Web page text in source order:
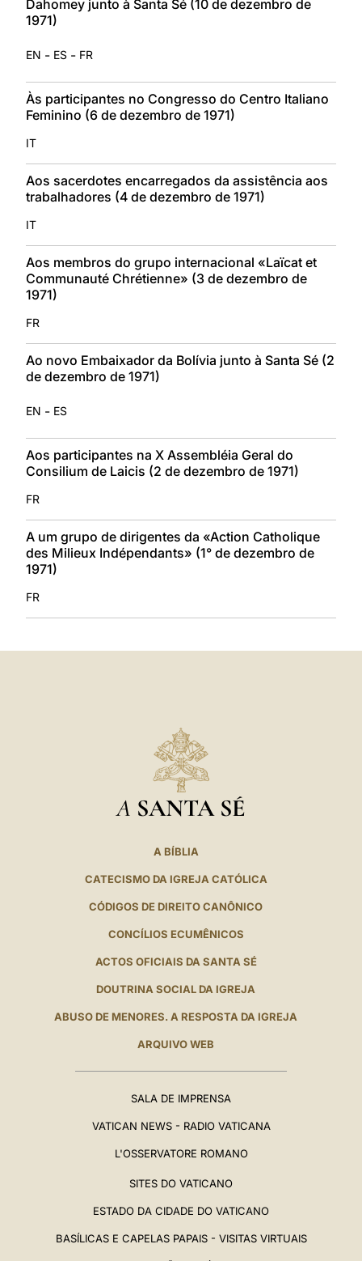
Dahomey junto à Santa Sé (10 de dezembro de
1971)
EN - ES - FR
Às participantes no Congresso do Centro Italiano
Feminino (6 de dezembro de 1971)
IT
Aos sacerdotes encarregados da assistência aos
trabalhadores (4 de dezembro de 1971)
IT
Aos membros do grupo internacional «Laïcat et
Communauté Chrétienne» (3 de dezembro de
1971)
FR
Ao novo Embaixador da Bolívia junto à Santa Sé (2
de dezembro de 1971)
EN - ES
Aos participantes na X Assembléia Geral do
Consilium de Laicis (2 de dezembro de 1971)
FR
A um grupo de dirigentes da «Action Catholique
des Milieux Indépendants» (1° de dezembro de
1971)
FR
A SANTA SÉ
A BÍBLIA
CATECISMO DA IGREJA CATÓLICA
CÓDIGOS DE DIREITO CANÔNICO
CONCÍLIOS ECUMÊNICOS
ACTOS OFICIAIS DA SANTA SÉ
DOUTRINA SOCIAL DA IGREJA
ABUSO DE MENORES. A RESPOSTA DA IGREJA
ARQUIVO WEB
SALA DE IMPRENSA
VATICAN NEWS - RADIO VATICANA
L'OSSERVATORE ROMANO
SITES DO VATICANO
ESTADO DA CIDADE DO VATICANO
BASÍLICAS E CAPELAS PAPAIS - VISITAS VIRTUAIS